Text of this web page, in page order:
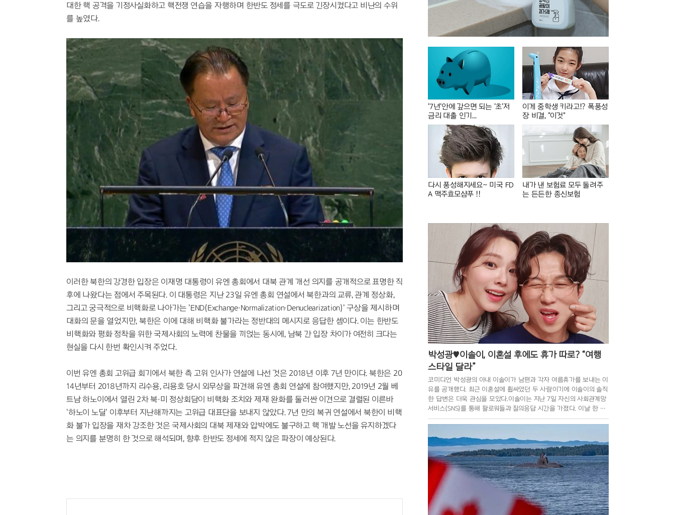
대한 핵 공격을 기정사실화하고 핵전쟁 연습을 자행하며 한반도 정세를 극도로 긴장시켰다고 비난의 수위
를 높였다.
이러한 북한의 강경한 입장은 이재명 대통령이 유엔 총회에서 대북 관계 개선 의지를 공개적으로 표명한 직
후에 나왔다는 점에서 주목된다. 이 대통령은 지난 23일 유엔 총회 연설에서 북한과의 교류, 관계 정상화,
그리고 궁극적으로 비핵화로 나아가는 'END(Exchange·Normalization·Denuclearization)' 구상을 제시하며
대화의 문을 열었지만, 북한은 이에 대해 비핵화 불가라는 정반대의 메시지로 응답한 셈이다. 이는 한반도
비핵화와 평화 정착을 위한 국제사회의 노력에 찬물을 끼얹는 동시에, 남북 간 입장 차이가 여전히 크다는
현실을 다시 한번 확인시켜 주었다.
이번 유엔 총회 고위급 회기에서 북한 측 고위 인사가 연설에 나선 것은 2018년 이후 7년 만이다. 북한은 20
14년부터 2018년까지 리수용, 리용호 당시 외무상을 파견해 유엔 총회 연설에 참여했지만, 2019년 2월 베
트남 하노이에서 열린 2차 북·미 정상회담이 비핵화 조치와 제재 완화를 둘러싼 이견으로 결렬된 이른바
'하노이 노딜' 이후부터 지난해까지는 고위급 대표단을 보내지 않았다. 7년 만의 복귀 연설에서 북한이 비핵
화 불가 입장을 재차 강조한 것은 국제사회의 대북 제재와 압박에도 불구하고 핵 개발 노선을 유지하겠다
는 의지를 분명히 한 것으로 해석되며, 향후 한반도 정세에 적지 않은 파장이 예상된다.
'7년'안에 갚으면 되는 '초'저
금리 대출 인기...
이게 중학생 키라고!? 폭풍성
장 비결, "이것"
다시 풍성해지세요~ 미국 FD
A 맥주효모샴푸 !!
내가 낸 보험료 모두 돌려주
는 든든한 종신보험
박성광♥이솔이, 이혼설 후에도 휴가 따로? “여행
스타일 달라”
코미디언 박성광의 아내 이솔이가 남편과 각자 여름휴가를 보내는 이
유를 공개했다. 최근 이혼설에 휩싸였던 두 사람이기에 이솔이의 솔직
한 답변은 더욱 관심을 모았다.이솔이는 지난 7일 자신의 사회관계망
서비스(SNS)를 통해 팔로워들과 질의응답 시간을 가졌다. 이날 한 누
리꾼이 여름휴가 계획을 묻자, 이솔이는 “사실 당장은 계